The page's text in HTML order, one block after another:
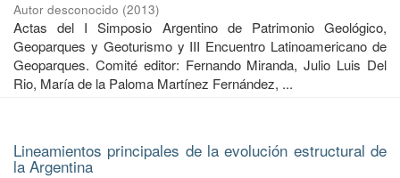
Autor desconocido (2013)
Actas del I Simposio Argentino de Patrimonio Geológico,
Geoparques y Geoturismo y III Encuentro Latinoamericano de
Geoparques. Comité editor: Fernando Miranda, Julio Luis Del
Rio, María de la Paloma Martínez Fernández, ...
Lineamientos principales de la evolución estructural de
la Argentina